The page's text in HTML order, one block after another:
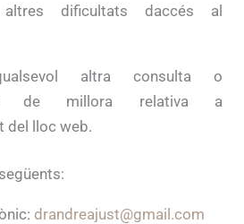
altres dificultats daccés al
altra consulta o
de millora relativa a
del lloc web.
drandreajust@gmail.com